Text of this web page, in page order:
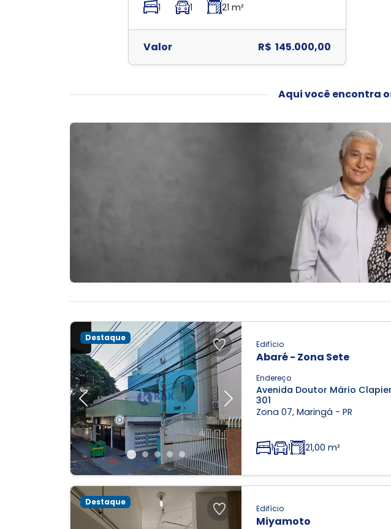
1 1 21 m²
Valor R$ 145.000,00
Aqui você encontra
Previous Next
Destaque
Edifício
Abaré - Zona Sete
Endereço
Avenida Doutor Mário
301
Zona 07, Maringá - PR
1 1 21,00 m²
Destaque
Edifício
Miyamoto